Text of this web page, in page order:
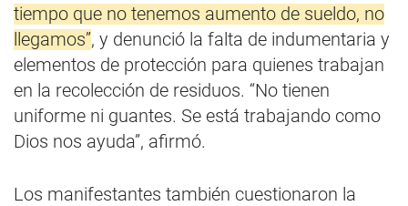
tiempo que no tenemos aumento de sueldo, no
llegamos”, y denunció la falta de indumentaria y
elementos de protección para quienes trabajan
en la recolección de residuos. “No tienen
uniforme ni guantes. Se está trabajando como
Dios nos ayuda”, afirmó.
Los manifestantes también cuestionaron la